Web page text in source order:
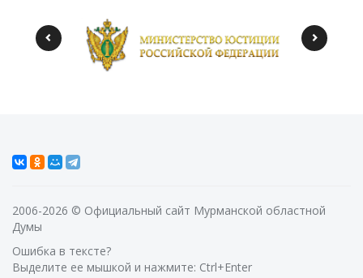
2006-2026 © Официальный сайт Мурманской областной
Думы
Ошибка в тексте?
Выделите ее мышкой и нажмите: Ctrl+Enter